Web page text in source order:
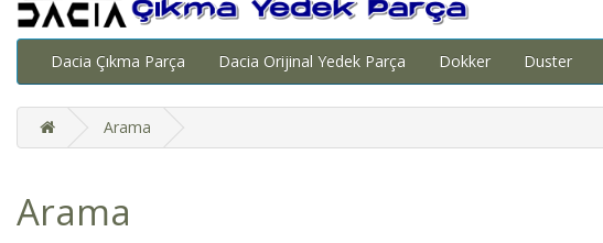
Dacia Çıkma Parça Dacia Orijinal Yedek Parça Dokker Duster
Arama
Arama